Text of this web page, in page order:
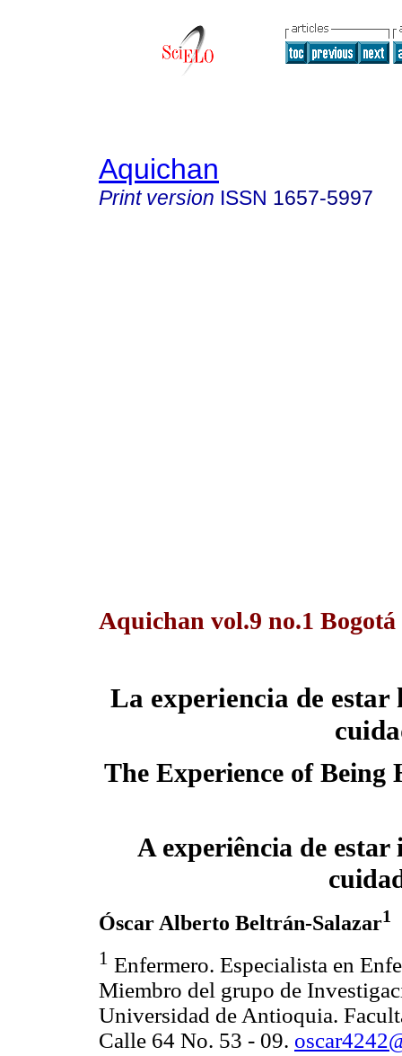
Aquichan
Print version ISSN 1657-5997
Aquichan vol.9 no.1 Bogotá
La experiencia de estar
The Experience of Being
A experiência de
Óscar Alberto Beltrán-Salazar1
1 Enfermero. Especialista en
Miembro del grupo de
Universidad de Antioquia.
Calle 64 No. 53 - 09.